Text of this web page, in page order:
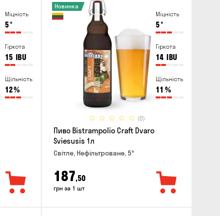
Міцність
5°
Гіркота
15 IBU
Щільність
12%
Міцність
5°
Гіркота
14 IBU
Щільність
11 %
(0)
Новинка
Пиво Bistrampolio Craft Dvaro
Sviesusis 1л
Світле, Нефільтроване, 5°
187,50
грн за 1 шт